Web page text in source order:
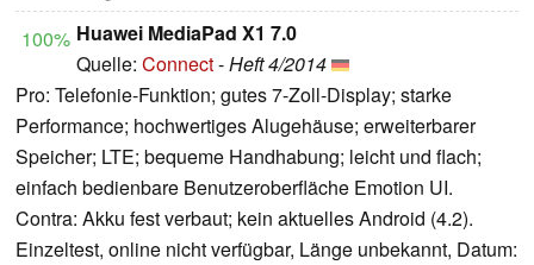
100% Huawei MediaPad X1 7.0
Quelle: Connect-Heft 4/2014
Pro: Telefonie-Funktion; gutes 7-Zoll-Display; starke
Performance; hochwertiges Alugehäuse; erweiterbarer
Speicher; LTE; bequeme Handhabung; leicht und flach;
einfach bedienbare Benutzeroberfläche Emotion UI.
Contra: Akku fest verbaut; kein aktuelles Android (4.2).
Einzeltest, online nicht verfügbar, Länge unbekannt, Datum: